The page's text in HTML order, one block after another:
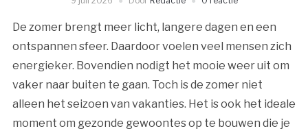
De zomer brengt meer licht, langere dagen en een
ontspannen sfeer. Daardoor voelen veel mensen zich
energieker. Bovendien nodigt het mooie weer uit om
vaker naar buiten te gaan. Toch is de zomer niet
alleen het seizoen van vakanties. Het is ook het ideale
moment om gezonde gewoontes op te bouwen die je